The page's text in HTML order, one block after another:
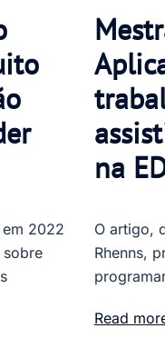
2022
sobre
na
O artigo,
Rhenns,
Read